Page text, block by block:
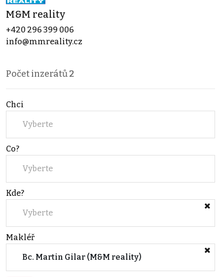
M&M reality
+420 296 399 006
info@mmreality.cz
Počet inzerátů2
Chci
Vyberte
Co?
Vyberte
Kde?
Vyberte
Makléř
Bc. Martin Gilar (M&M reality)